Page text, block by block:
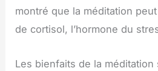
montré que la méditation
de cortisol, l’hormone du
Les bienfaits de la